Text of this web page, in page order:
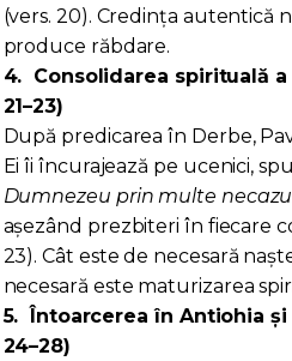
(vers. 20). Credința autentică
produce răbdare.
4. Consolidarea spirituală
21–23)
După predicarea în Derbe,
Ei îi încurajează pe ucenici,
Dumnezeu prin multe
așezând prezbiteri în fiecare
23). Cât este de necesară
necesară este maturizarea
5. Întoarcerea în Antiohia
24–28)